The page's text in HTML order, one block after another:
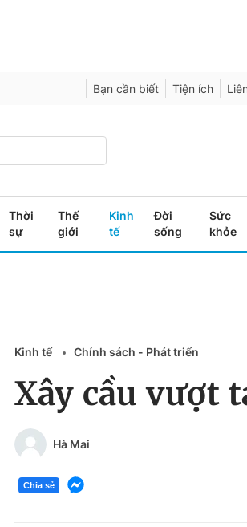
Bạn cần biết Tiện ích
Thời
sự
Thế
giới
Kinh
tế
Đời
sống
Sức
khỏe
Kinh tế Chính sách - Phát triển
Xây cầu vượt
Hà Mai
Chia sẻ